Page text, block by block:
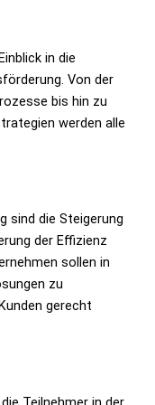
in die
Von der
bis hin zu
werden alle
sind die Steigerung
der Effizienz
sollen in
zu
gerecht